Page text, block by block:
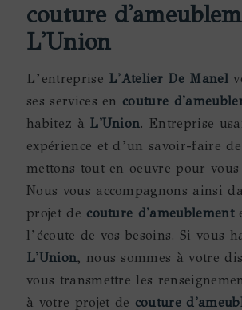
couture
L'Union
L’entreprise L'Atelier De Manel
ses services en couture
habitez à L'Union. Entreprise
expérience et d’un savoir-faire
mettons tout en oeuvre pour
Nous vous accompagnons ainsi
projet de couture d'ameublement
l’écoute de vos besoins. Si vous
L'Union, nous sommes à votre
vous transmettre les
à votre projet de couture